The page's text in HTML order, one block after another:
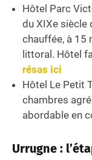
Hôtel Parc
du XIXe siècle
chauffée, à 15
littoral. Hôtel
résas ici
Hôtel Le Petit
chambres
abordable en
Urrugne :